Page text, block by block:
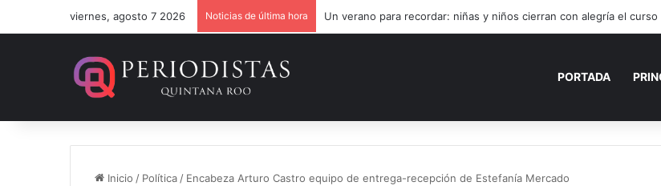
viernes, agosto 7 2026 Noticias de última hora Un verano para recordar: niñas y niños cierran con alegría el curso
PORTADA
Inicio / Política / Encabeza Arturo Castro equipo de entrega-recepción de Estefanía Mercado